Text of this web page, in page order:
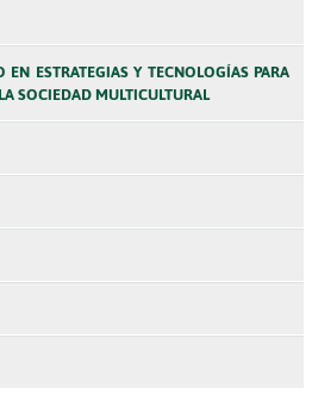
EN ESTRATEGIAS Y TECNOLOGÍAS PARA
SOCIEDAD MULTICULTURAL